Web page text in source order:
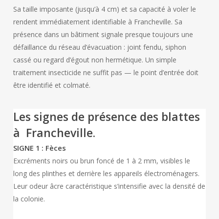
Sa taille imposante (jusqu’à 4 cm) et sa capacité à voler le
rendent immédiatement identifiable à Francheville. Sa
présence dans un bâtiment signale presque toujours une
défaillance du réseau d’évacuation : joint fendu, siphon
cassé ou regard d’égout non hermétique. Un simple
traitement insecticide ne suffit pas — le point d’entrée doit
être identifié et colmaté.
Les signes de présence des blattes
à Francheville.
SIGNE 1 : Fèces
Excréments noirs ou brun foncé de 1 à 2 mm, visibles le
long des plinthes et derrière les appareils électroménagers.
Leur odeur âcre caractéristique s’intensifie avec la densité de
la colonie.